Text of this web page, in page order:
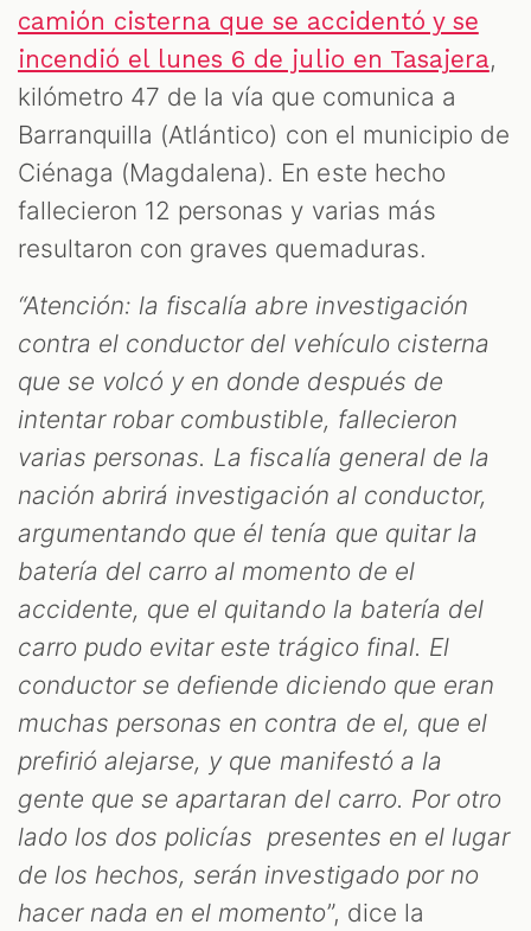
camión cisterna que se accidentó y se
incendió el lunes 6 de julio en Tasajera,
kilómetro 47 de la vía que comunica a
Barranquilla (Atlántico) con el municipio de
Ciénaga (Magdalena). En este hecho
fallecieron 12 personas y varias más
resultaron con graves quemaduras.
“Atención: la fiscalía abre investigación
contra el conductor del vehículo cisterna
que se volcó y en donde después de
intentar robar combustible, fallecieron
varias personas. La fiscalía general de la
nación abrirá investigación al conductor,
argumentando que él tenía que quitar la
batería del carro al momento de el
accidente, que el quitando la batería del
carro pudo evitar este trágico final. El
conductor se defiende diciendo que eran
muchas personas en contra de el, que el
prefirió alejarse, y que manifestó a la
gente que se apartaran del carro. Por otro
lado los dos policías presentes en el lugar
de los hechos, serán investigado por no
hacer nada en el momento”, dice la